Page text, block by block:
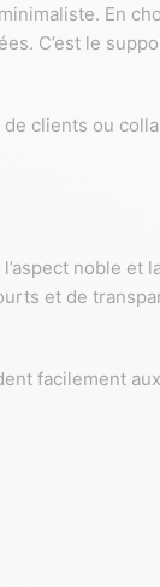
En
C’est le
clients ou
noble et
et de
facilement